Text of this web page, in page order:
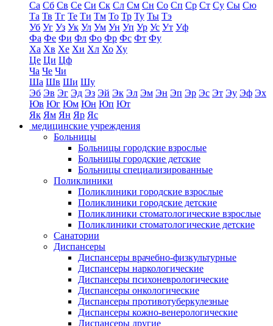
Са Сб Св Се Си Ск Сл См Сн Со Сп Ср Ст Су Сы Сю
Та Тв Тг Те Ти Тм То Тр Ту Ты Тэ
Уб Уг Уз Ук Ул Ум Ун Уп Ур Ус Ут Уф
Фа Фе Фи Фл Фо Фр Фс Фт Фу
Ха Хв Хе Хи Хл Хо Ху
Це Ци Цф
Ча Че Чи
Ша Шв Ши Шу
Эб Эв Эг Эд Эз Эй Эк Эл Эм Эн Эп Эр Эс Эт Эу Эф Эх
Юв Юг Юм Юн Юп Ют
Як Ям Ян Яр Яс
медицинские учреждения
Больницы
Больницы городские взрослые
Больницы городские детские
Больницы специализированные
Поликлиники
Поликлиники городские взрослые
Поликлиники городские детские
Поликлиники стоматологические взрослые
Поликлиники стоматологические детские
Санатории
Диспансеры
Диспансеры врачебно-физкультурные
Диспансеры наркологические
Диспансеры психоневрологические
Диспансеры онкологические
Диспансеры противотуберкулезные
Диспансеры кожно-венерологические
Диспансеры другие